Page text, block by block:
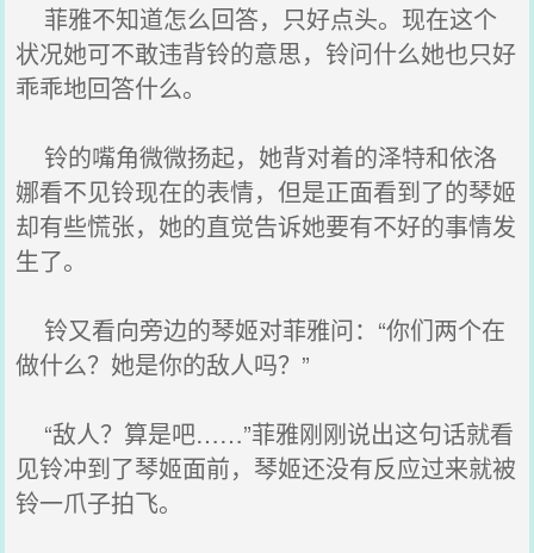
菲雅不知道怎么回答，只好点头。现在这个
状况她可不敢违背铃的意思，铃问什么她也只好
乖乖地回答什么。
铃的嘴角微微扬起，她背对着的泽特和依洛
娜看不见铃现在的表情，但是正面看到了的琴姬
却有些慌张，她的直觉告诉她要有不好的事情发
生了。
铃又看向旁边的琴姬对菲雅问：“你们两个在
做什么？她是你的敌人吗？”
“敌人？算是吧……”菲雅刚刚说出这句话就看
见铃冲到了琴姬面前，琴姬还没有反应过来就被
铃一爪子拍飞。